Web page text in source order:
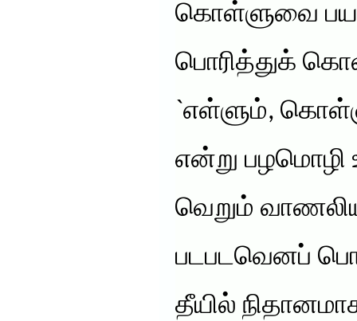
கொள்ளுவை
பொரித்துக்
`எள்ளும்,
என்று
வெறும்
படபடவெனப்
தீயில்